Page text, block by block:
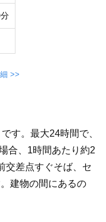
>>
す。最大24時間で、
合、1時間あたり約2
交差点すぐそば、セ
建物の間にあるの